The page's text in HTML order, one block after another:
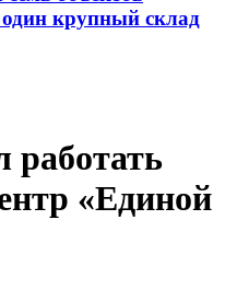
крупный склад
работать
«Единой